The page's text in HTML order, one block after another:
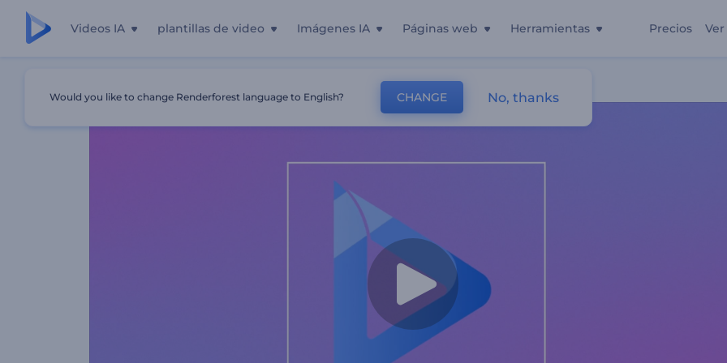
Videos IA plantillas de video Imágenes IA Páginas web Herramientas Precios Ver
Would you like to change Renderforest language to English?
CHANGE No, thanks